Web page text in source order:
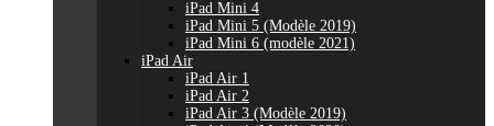
iPad Mini 4
iPad Mini 5 (Modèle 2019)
iPad Mini 6 (modèle 2021)
iPad Air
iPad Air 1
iPad Air 2
iPad Air 3 (Modèle 2019)